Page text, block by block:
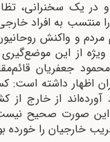
در یک سخنرانی،
بهمن را منتسب به افراد
و واکنش
از این موضع‌گیری
جعفریان
اظهار داشته است:
آورده‌اند از خارج از
این صورت صحیح
خارجیان را خورده